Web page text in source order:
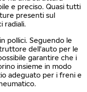
e preciso. Quasi tutti
presenti sul
radiali.
pollici. Seguendo le
dell'auto per le
garantire che i
insieme in modo
adeguato per i freni e